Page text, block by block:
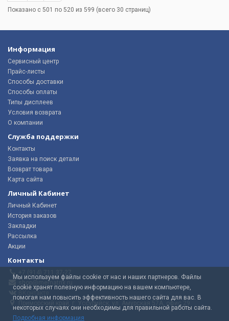
Показано с 501 по 520 из 599 (всего 30 страниц)
Информация
Сервисный центр
Прайс-листы
Способы доставки
Способы оплаты
Типы дисплеев
Условия возврата
О компании
Служба поддержки
Контакты
Заявка на поиск детали
Возврат товара
Карта сайта
Личный Кабинет
Личный Кабинет
История заказов
Закладки
Рассылка
Акции
Контакты
+7 (914) 711 37-27
shop@mematrix.ru
ВКонтакте
Приморский край, г. Уссурийск, ул. Амурская 57А, офис 29
Мы используем файлы cookie от нас и наших партнеров. Файлы
cookie хранят полезную информацию на вашем компьютере,
помогая нам повысить эффективность нашего сайта для вас. В
некоторых случаях они необходимы для правильной работы сайта.
Подробная информация